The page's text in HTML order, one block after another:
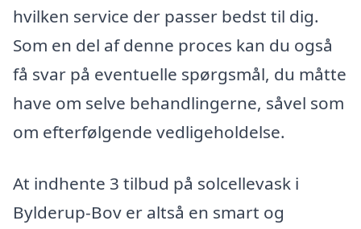
hvilken service der passer bedst til dig.
Som en del af denne proces kan du også
få svar på eventuelle spørgsmål, du måtte
have om selve behandlingerne, såvel som
om efterfølgende vedligeholdelse.
At indhente 3 tilbud på solcellevask i
Bylderup-Bov er altså en smart og